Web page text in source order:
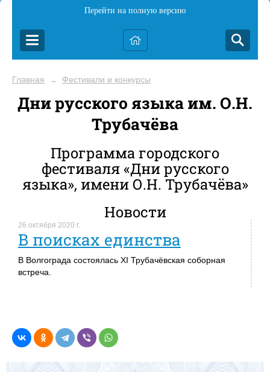
Перейти на полную версию
Главная → Фестивали и конкурсы
Дни русского языка им. О.Н.
Трубачёва
Программа городского
фестиваля «Дни русского
языка», имени О.Н. Трубачёва»
Новости
26 октября 2020 г.
В поисках единства
В Волгограда состоялась ХI Трубачёвская соборная
встреча.